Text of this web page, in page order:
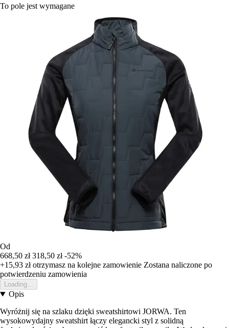
To pole jest wymagane
Od
668,50 zł 318,50 zł -52%
+15,93 złotrzymasz na kolejne zamowienie Zostana naliczone po
potwierdzeniu zamowienia
Loading...
Opis
Wyróżnij się na szlaku dzięki sweatshirtowi JORWA. Ten
wysokowydajny sweatshirt łączy elegancki styl z solidną